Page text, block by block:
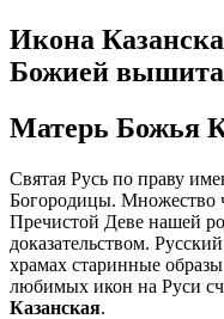
Икона
Божией
Матерь Божья
Святая Русь по праву
Богородицы. Множество
Пречистой Деве нашей
доказательством.
храмах старинные
любимых икон на Руси
Казанская.